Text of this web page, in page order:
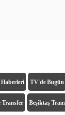
TV'de Bugün
Transfer Beşiktaş